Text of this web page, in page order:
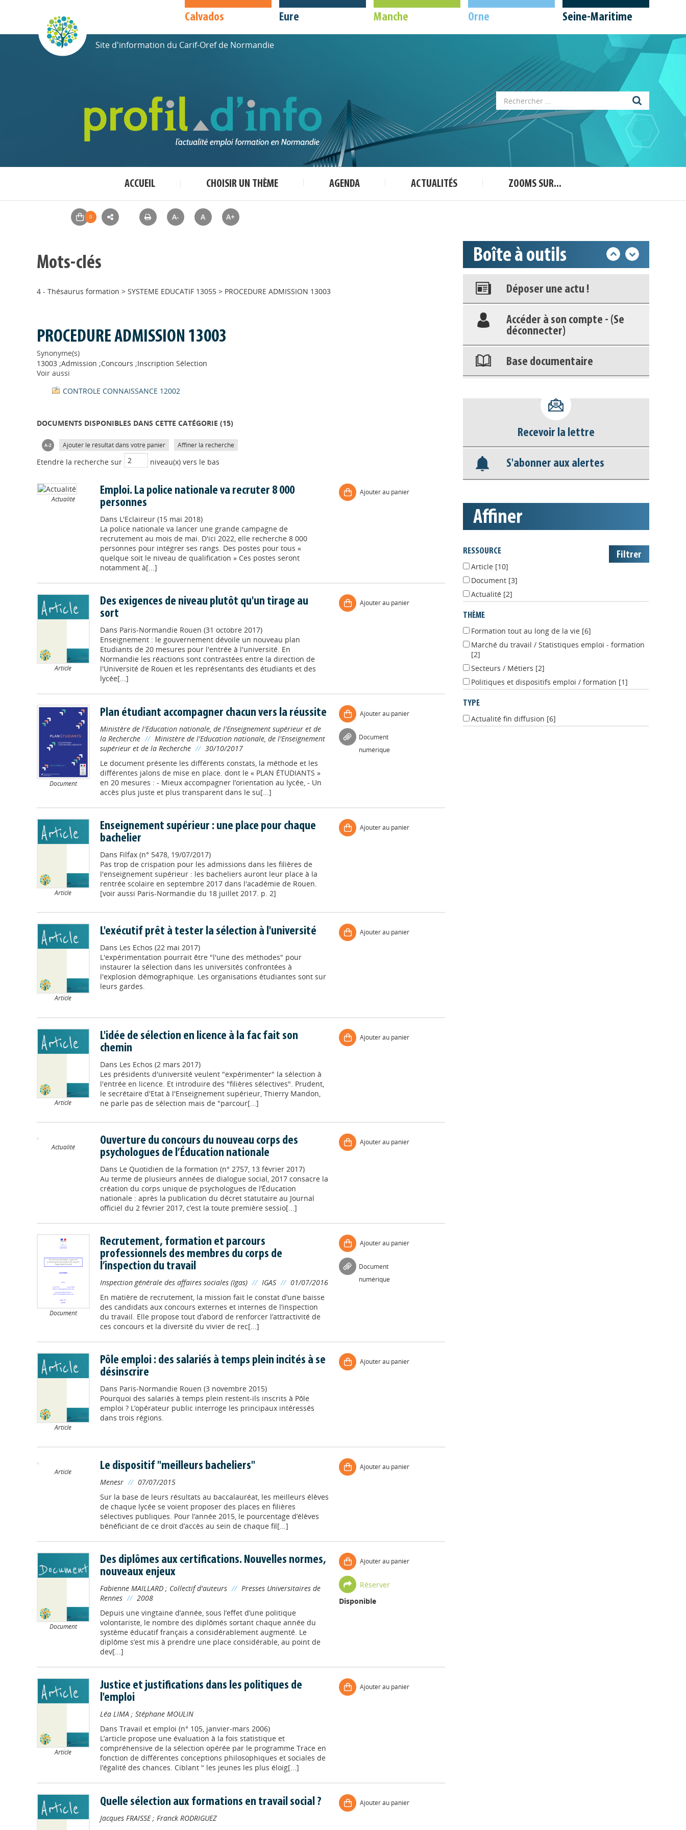
Calvados Eure Manche Orne Seine-Maritime
Site d'information du Carif-Oref de Normandie
ACCUEIL CHOISIR UN THÈME AGENDA ACTUALITÉS ZOOMS SUR...
A- A A+
Mots-clés
4 - Thésaurus formation > SYSTEME EDUCATIF 13055 > PROCEDURE ADMISSION 13003
PROCEDURE ADMISSION 13003
Synonyme(s)
13003 ;Admission ;Concours ;Inscription Sélection
Voir aussi
CONTROLE CONNAISSANCE 12002
DOCUMENTS DISPONIBLES DANS CETTE CATÉGORIE (15)
Ajouter le résultat dans votre panier Affiner la recherche
Etendre la recherche sur niveau(x) vers le bas
Actualité
Emploi. La police nationale va recruter 8 000
personnes
Dans L'Eclaireur (15 mai 2018)
La police nationale va lancer une grande campagne de
recrutement au mois de mai. D'ici 2022, elle recherche 8 000
personnes pour intégrer ses rangs. Des postes pour tous «
quelque soit le niveau de qualification » Ces postes seront
notamment à[...]
Ajouter au panier
Article
Des exigences de niveau plutôt qu'un tirage au
sort
Dans Paris-Normandie Rouen (31 octobre 2017)
Enseignement : le gouvernement dévoile un nouveau plan
Etudiants de 20 mesures pour l'entrée à l'université. En
Normandie les réactions sont contrastées entre la direction de
l'Université de Rouen et les représentants des étudiants et des
lycée[...]
Ajouter au panier
Document
Plan étudiant accompagner chacun vers la réussite
Ministère de l'Education nationale, de l'Enseignement supérieur et de
la Recherche // Ministère de l'Education nationale, de l'Enseignement
supérieur et de la Recherche // 30/10/2017
Le document présente les différents constats, la méthode et les
différentes jalons de mise en place. dont le « PLAN ÉTUDIANTS »
en 20 mesures : - Mieux accompagner l’orientation au lycée, - Un
accès plus juste et plus transparent dans le su[...]
Ajouter au panier
Document
numérique
Article
Enseignement supérieur : une place pour chaque
bachelier
Dans Filfax (n° 5478, 19/07/2017)
Pas trop de crispation pour les admissions dans les filières de
l'enseignement supérieur : les bacheliers auront leur place à la
rentrée scolaire en septembre 2017 dans l'académie de Rouen.
[voir aussi Paris-Normandie du 18 juillet 2017. p. 2]
Ajouter au panier
Article
L'exécutif prêt à tester la sélection à l'université
Dans Les Echos (22 mai 2017)
L'expérimentation pourrait être "l'une des méthodes" pour
instaurer la sélection dans les universités confrontées à
l'explosion démographique. Les organisations étudiantes sont sur
leurs gardes.
Ajouter au panier
Article
L'idée de sélection en licence à la fac fait son
chemin
Dans Les Echos (2 mars 2017)
Les présidents d'université veulent "expérimenter" la sélection à
l'entrée en licence. Et introduire des "filières sélectives". Prudent,
le secrétaire d'Etat à l'Enseignement supérieur, Thierry Mandon,
ne parle pas de sélection mais de "parcour[...]
Ajouter au panier
Actualité
Ouverture du concours du nouveau corps des
psychologues de l’Éducation nationale
Dans Le Quotidien de la formation (n° 2757, 13 février 2017)
Au terme de plusieurs années de dialogue social, 2017 consacre la
création du corps unique de psychologues de l’Éducation
nationale : après la publication du décret statutaire au Journal
officiel du 2 février 2017, c’est la toute première sessio[...]
Ajouter au panier
Document
Recrutement, formation et parcours
professionnels des membres du corps de
l’inspection du travail
Inspection générale des affaires sociales (Igas) // IGAS // 01/07/2016
En matière de recrutement, la mission fait le constat d’une baisse
des candidats aux concours externes et internes de l’inspection
du travail. Elle propose tout d’abord de renforcer l’attractivité de
ces concours et la diversité du vivier de rec[...]
Ajouter au panier
Document
numérique
Article
Pôle emploi : des salariés à temps plein incités à se
désinscrire
Dans Paris-Normandie Rouen (3 novembre 2015)
Pourquoi des salariés à temps plein restent-ils inscrits à Pôle
emploi ? L’opérateur public interroge les principaux intéressés
dans trois régions.
Ajouter au panier
Article Le dispositif "meilleurs bacheliers"
Menesr // 07/07/2015
Sur la base de leurs résultats au baccalauréat, les meilleurs élèves
de chaque lycée se voient proposer des places en filières
sélectives publiques. Pour l’année 2015, le pourcentage d’élèves
bénéficiant de ce droit d’accès au sein de chaque fil[...]
Ajouter au panier
Document
Des diplômes aux certifications. Nouvelles normes,
nouveaux enjeux
Fabienne MAILLARD; Collectif d'auteurs // Presses Universitaires de
Rennes // 2008
Depuis une vingtaine d’année, sous l’effet d’une politique
volontariste, le nombre des diplômés sortant chaque année du
système éducatif français a considérablement augmenté. Le
diplôme s’est mis à prendre une place considérable, au point de
dev[...]
Ajouter au panier
Réserver
Disponible
Article
Justice et justifications dans les politiques de
l'emploi
Léa LIMA ; Stéphane MOULIN
Dans Travail et emploi (n° 105, janvier-mars 2006)
L’article propose une évaluation à la fois statistique et
compréhensive de la sélection opérée par le programme Trace en
fonction de différentes conceptions philosophiques et sociales de
l’égalité des chances. Ciblant " les jeunes les plus éloig[...]
Ajouter au panier
Quelle sélection aux formations en travail social ?
Jacques FRAISSE; Franck RODRIGUEZ
Ajouter au panier
Boîte à outils
Appels à projets
Déposer une actu !
Accéder à son compte - (Se
Appels à projets
Déposer une actu !
Accéder à son compte - (Se
déconnecter)
Base documentaire
Appels à projets
Recevoir la lettre
S'abonner aux alertes
affiner
RESSOURCE
Article [10]
Document [3]
Actualité [2]
THÈME
Formation tout au long de la vie [6]
Marché du travail / Statistiques emploi - formation
[2]
Secteurs / Métiers [2]
Politiques et dispositifs emploi / formation [1]
TYPE
Actualité fin diffusion [6]